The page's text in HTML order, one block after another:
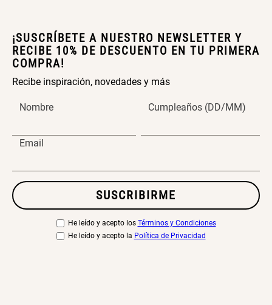
¡SUSCRÍBETE A NUESTRO NEWSLETTER Y
RECIBE 10% DE DESCUENTO EN TU PRIMERA
COMPRA!
Recibe inspiración, novedades y más
Nombre Cumpleaños (DD/MM)
Email
SUSCRIBIRME
He leído y acepto los Términos y Condiciones
He leído y acepto la Política de Privacidad